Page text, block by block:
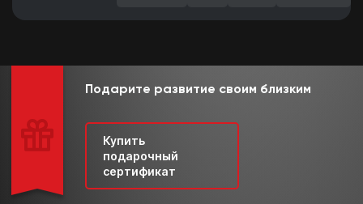
Подарите развитие своим близким
Купить
подарочный
сертификат